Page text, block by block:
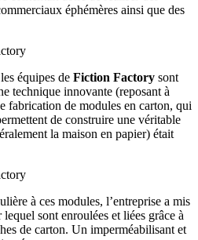
éphémères ainsi que des
équipes de Fiction Factory sont
technique innovante (reposant à
fabrication de modules en carton, qui
de construire une véritable
la maison en papier) était
à ces modules, l’entreprise a mis
sont enroulées et liées grâce à
de carton. Un imperméabilisant et